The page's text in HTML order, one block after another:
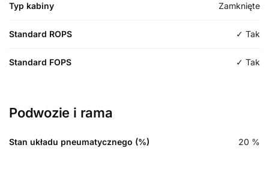
Typ kabiny Zamknięte
Standard ROPS ✓ Tak
Standard FOPS ✓ Tak
Podwozie i rama
Stan układu pneumatycznego (%) 20 %